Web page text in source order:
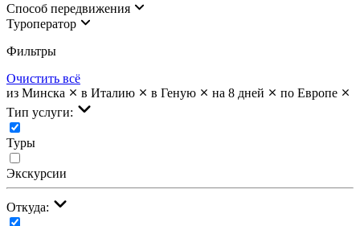
Cпособ передвижения
Туроператор
Фильтры
Очистить всё
из Минска
в Италию в Геную на 8 дней
по Европе
Тип услуги:
Туры
Экскурсии
Откуда: